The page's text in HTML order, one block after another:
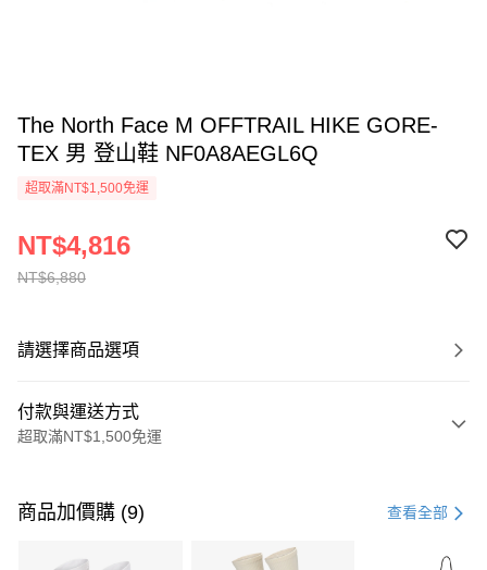
The North Face M OFFTRAIL HIKE GORE-
TEX 男 登山鞋 NF0A8AEGL6Q
超取滿NT$1,500免運
NT$6,880
NT$4,816
請選擇商品選項
付款與運送方式
超取滿NT$1,500免運
信用卡一次付款
商品加價購 (9) 查看全部